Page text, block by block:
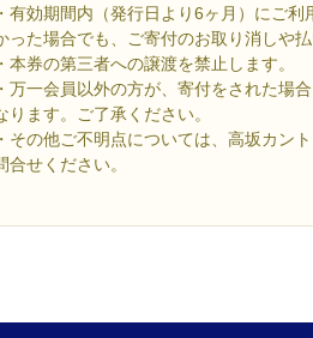
・有効期間内（発行日より6ヶ月）にご
った場合でも、ご寄付のお取り消しや払
・本券の第三者への譲渡を禁止します。
・万一会員以外の方が、寄付をされた場
ります。ご了承ください。
・その他ご不明点については、高坂カン
合せください。